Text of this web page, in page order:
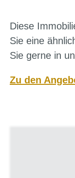
Diese
Sie eine
Sie gerne in
Zu den